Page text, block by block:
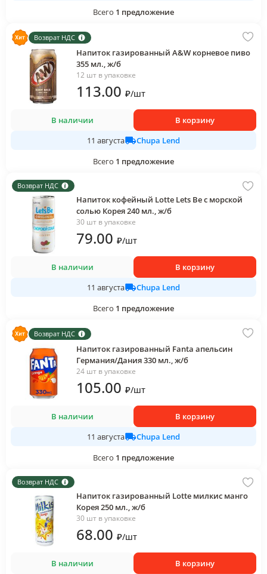
Всего 1 предложение
Возврат НДС
Напиток газированный A&W корневое пиво
355 мл., ж/б
12 шт в упаковке
113.00 ₽/шт
В наличии
В корзину
11 августа
Chupa Lend
Всего 1 предложение
Возврат НДС
Напиток кофейный Lotte Lets Be с морской
солью Корея 240 мл., ж/б
30 шт в упаковке
79.00 ₽/шт
В наличии
В корзину
11 августа
Chupa Lend
Всего 1 предложение
Возврат НДС
Напиток газированный Fanta апельсин
Германия/Дания 330 мл., ж/б
24 шт в упаковке
105.00 ₽/шт
В наличии
В корзину
11 августа
Chupa Lend
Всего 1 предложение
Возврат НДС
Напиток газированный Lotte милкис манго
Корея 250 мл., ж/б
30 шт в упаковке
68.00 ₽/шт
В наличии
В корзину